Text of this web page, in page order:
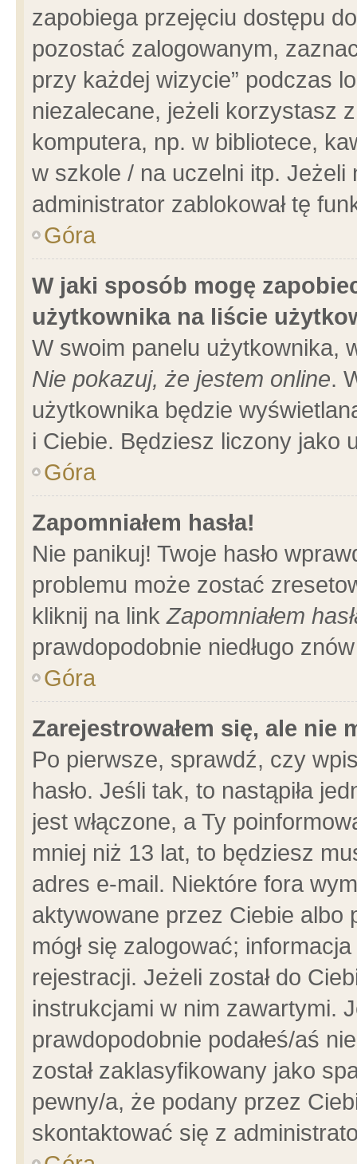
zapobiega przejęciu dostępu
pozostać zalogowanym,
przy każdej wizycie” podczas
niezalecane, jeżeli korzystasz
komputera, np. w bibliotece,
w szkole / na uczelni itp.
administrator zablokował tę
Góra
W jaki sposób mogę
użytkownika na liście
W swoim panelu użytkownika,
Nie pokazuj, że jestem online.
użytkownika będzie
i Ciebie. Będziesz liczony jako
Góra
Zapomniałem hasła!
Nie panikuj! Twoje hasło
problemu może zostać
kliknij na linkZapomniałem
prawdopodobnie niedługo
Góra
Zarejestrowałem się, ale nie
Po pierwsze, sprawdź, czy
hasło. Jeśli tak, to nastąpiła
jest włączone, a Ty
mniej niż 13 lat, to będziesz
adres e-mail. Niektóre fora
aktywowane przez Ciebie albo
mógł się zalogować;
rejestracji. Jeżeli został do
instrukcjami w nim zawartymi.
prawdopodobnie podałeś/aś
został zaklasyfikowany jako
pewny/a, że podany przez
skontaktować się z